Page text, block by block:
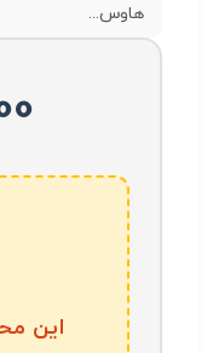
هاوس...
این